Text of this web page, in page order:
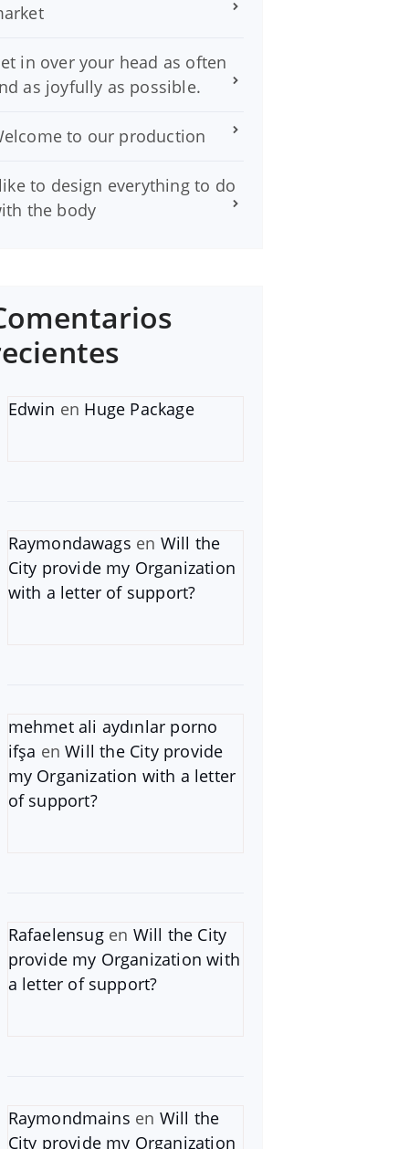
in over your head as often
as joyfully as possible.
to our production
to design everything to do
the body
Edwin en Huge Package
Raymondawags en Will the
City provide my Organization
with a letter of support?
mehmet ali aydınlar porno
ifşa enWill the City provide
my Organization with a letter
of support?
Rafaelensugen Will the City
provide my Organization with
a letter of support?
Raymondmains en Will the
City provide my Organization